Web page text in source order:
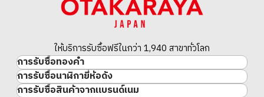
ให้บริการรับซื้อฟรีในกว่า 1,940 สาขาทั่วโลก
การรับซื้อทองคำ
ทองคำ
ทองคำแท่ง
การรับซื้อนาฬิกายี่ห้อดัง
นาฬิกาแบรนด์เนม
การรับซื้อสินค้าจากแบรนด์เนม